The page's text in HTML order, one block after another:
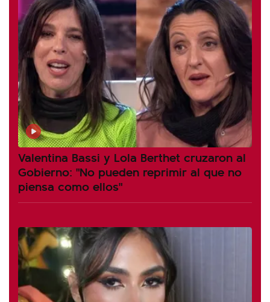
Valentina Bassi y Lola Berthet cruzaron al
Gobierno: "No pueden reprimir al que no
piensa como ellos"